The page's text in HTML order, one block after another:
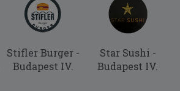
Stifler Burger -
Budapest IV.
Star Sushi -
Budapest IV.